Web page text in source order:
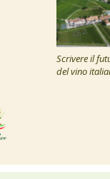
Scrivere il
del vino